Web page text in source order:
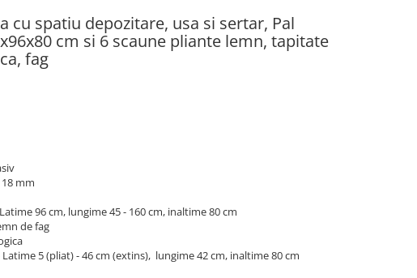
cu spatiu depozitare, usa si sertar, Pal
cm si 6 scaune pliante lemn, tapitate
fag
mm
96 cm, lungime 45 - 160 cm, inaltime 80 cm
de fag
Latime 5 (pliat) - 46 cm (extins), lungime 42 cm, inaltime 80 cm